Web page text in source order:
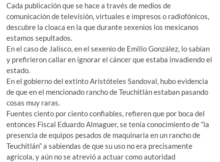
Cada publicación que se hace a través de medios de
comunicación de televisión, virtuales e impresos o radiofónicos,
descubre la cloaca en la que durante sexenios los mexicanos
estamos sepultados.
En el caso de Jalisco, en el sexenio de Emilio González, lo sabían
y prefirieron callar en ignorar el cáncer que estaba invadiendo el
estado.
En el gobierno del extinto Aristóteles Sandoval, hubo evidencia
de que en el mencionado rancho de Teuchitlán estaban pasando
cosas muy raras.
Fuentes ciento por ciento confiables, refieren que por boca del
entonces Fiscal Eduardo Almaguer, se tenía conocimiento de “la
presencia de equipos pesados de maquinaria en un rancho de
Teuchitlán” a sabiendas de que su uso no era precisamente
agrícola, y aún no se atrevió a actuar como autoridad